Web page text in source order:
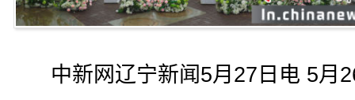
中新网辽宁新闻5月27日电 5月